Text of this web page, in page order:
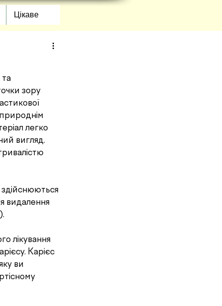
Цікаве
зору
легко
вигляд.
здійснюються
видалення
Карієс
ви